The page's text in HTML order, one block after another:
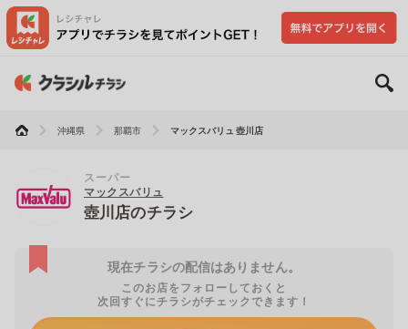
沖縄県 那覇市 マックスバリュ 壺川店
スーパー
マックスバリュ
壺川店のチラシ
現在チラシの配信はありません。
このお店をフォローしておくと
次回すぐにチラシがチェックできます！